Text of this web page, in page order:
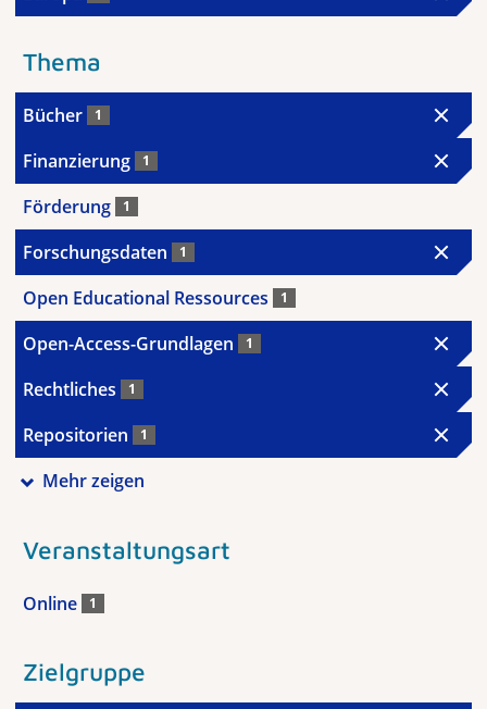
Thema
Bücher 1
Finanzierung 1
Förderung 1
Forschungsdaten 1
Open Educational Ressources 1
Open-Access-Grundlagen 1
Rechtliches 1
Repositorien 1
Mehr zeigen
Veranstaltungsart
Online 1
Zielgruppe